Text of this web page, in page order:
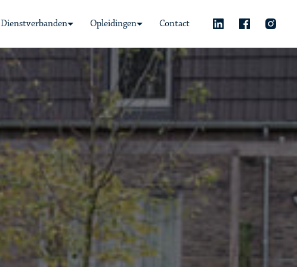
Dienstverbanden Opleidingen Contact